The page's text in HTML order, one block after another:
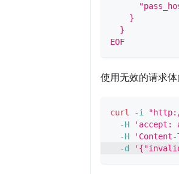
    }
  }
EOF
使用无效的请求
curl -i
-H
'accept:
-H
-d